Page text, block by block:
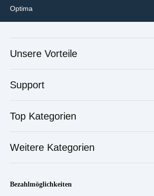
Optima
Unsere Vorteile
Support
Top Kategorien
Weitere Kategorien
Bezahlmöglichkeiten